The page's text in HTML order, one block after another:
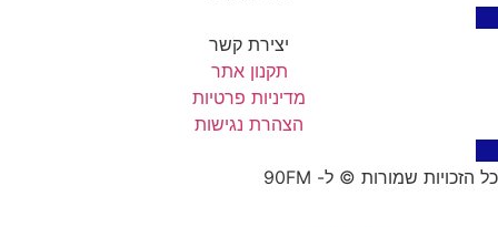
יצירת קשר
תקנון אתר
מדיניות פרטיות
הצהרת נגישות
כל הזכויות שמורות © ל- 90FM